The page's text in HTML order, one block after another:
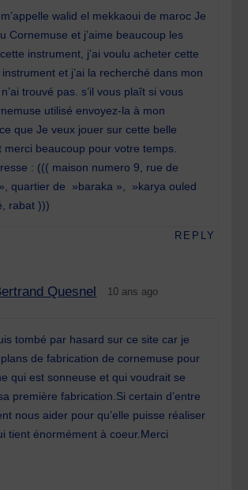
walid el mekkaoui de maroc Je
Cornemuse et j’aime beaucoup les
instrument, j’ai voulu acheter cette
et j’ai la recherché dans mon
trouvé pas. s’il vous plaît si vous
utilisé envoyez-la à mon
que Je veux jouer sur cette belle
merci beaucoup pour votre temps.
: ((( maison numero 9, rue de
quartier de »baraka », »karya ouled
rabat )))
REPLY
Quesnel 10 ans ago
tombé par hasard sur ce site car je
de fabrication de cornemuse pour
qui est sonneuse et qui voudrait se
première fabrication.Si certain d’entre
nous aider pour qu’elle puisse réaliser
tient énormément à coeur.Merci